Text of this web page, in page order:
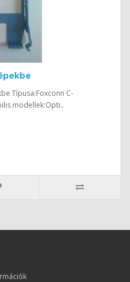
Típusa:Foxconn C-
modellek:Opti..